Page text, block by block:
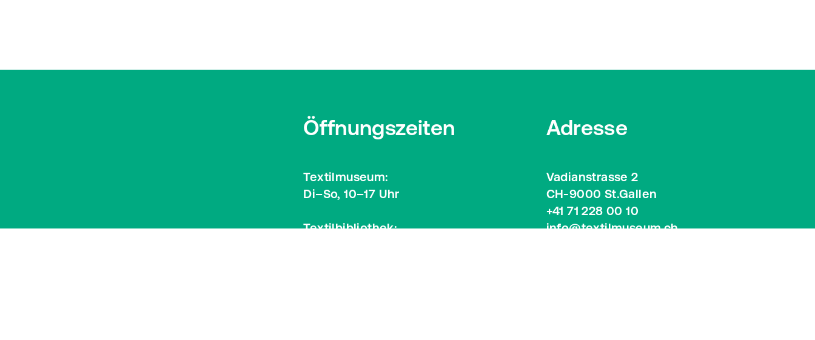
Öffnungszeiten
Textilmuseum:
Di–So, 10–17 Uhr
Textilbibliothek:
Adresse
Vadianstrasse 2
CH-9000 St.Gallen
+41 71 228 00 10
info@textilmuseum.ch